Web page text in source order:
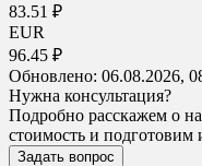
83.51 ₽
EUR
96.45 ₽
Обновлено: 06.08.2026,
Нужна консультация?
Подробно расскажем о
стоимость и
Задать вопрос